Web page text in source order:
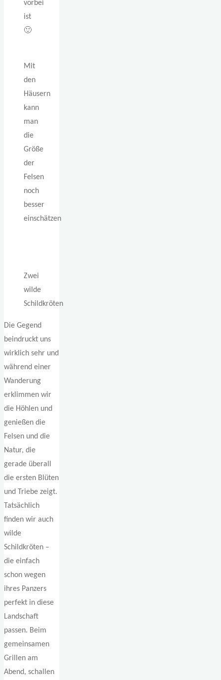
vorbei
ist
🙂
Mit
den
Häusern
kann
man
die
Größe
der
Felsen
noch
besser
einschätzen
Zwei
wilde
Schildkröten
Die Gegend
beindruckt uns
wirklich sehr und
während einer
Wanderung
erklimmen wir
die Höhlen und
genießen die
Felsen und die
Natur, die
gerade überall
die ersten Blüten
und Triebe zeigt.
Tatsächlich
finden wir auch
wilde
Schildkröten –
die einfach
schon wegen
ihres Panzers
perfekt in diese
Landschaft
passen. Beim
gemeinsamen
Grillen am
Abend, schallen